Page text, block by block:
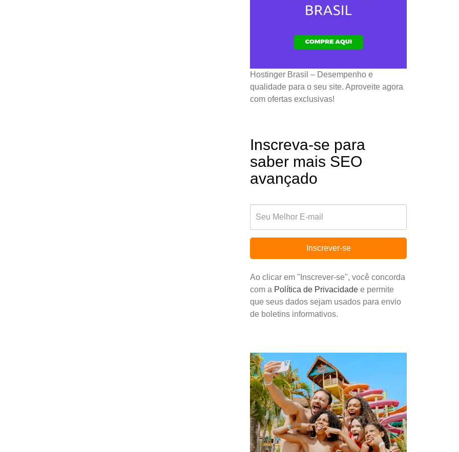
Hostinger Brasil – Desempenho e
qualidade para o seu site. Aproveite agora
com ofertas exclusivas!
Inscreva-se para
saber mais SEO
avançado
Inscrever-se
Ao clicar em "Inscrever-se", você concorda
com a Política de Privacidade e permite
que seus dados sejam usados para envio
de boletins informativos.